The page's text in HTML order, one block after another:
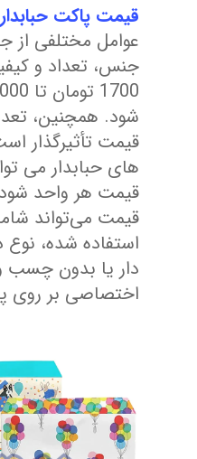
قیمت پاکت
عوامل مختلفی از
جنس، تعداد و
‌شود. همچنین،
قیمت تأثیرگذار
های حبابدار می
قیمت هر واحد
قیمت می‌تواند
استفاده ‌شده،
‌دار یا بدون
اختصاصی بر روی